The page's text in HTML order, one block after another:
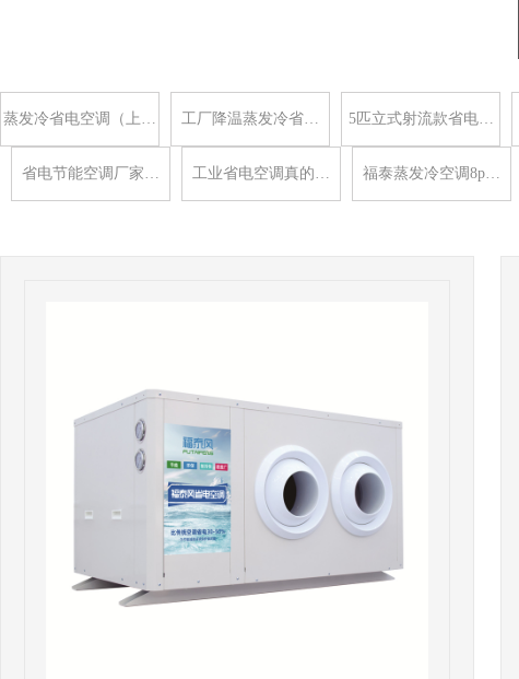
蒸发冷省电空调（上… 工厂降温蒸发冷省… 5匹立式射流款省电…
省电节能空调厂家… 工业省电空调真的… 福泰蒸发冷空调8p…